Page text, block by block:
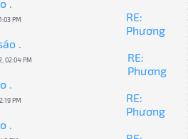
.
PM
RE:
Phương
.
02:04 PM
RE:
Phương
.
PM
RE:
Phương
.